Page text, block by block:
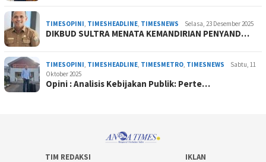
TIMESOPINI, TIMESHEADLINE, TIMESNEWS Selasa, 23 Desember 2025
DIKBUD SULTRA MENATA KEMANDIRIAN PENYAND…
TIMESOPINI, TIMESHEADLINE, TIMESMETRO, TIMESNEWS
Sabtu, 11
Oktober 2025
Opini : Analisis Kebijakan Publik: Perte…
TIM REDAKSI IKLAN